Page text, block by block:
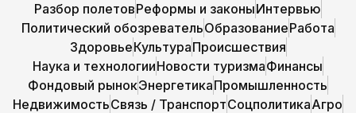
Разбор полетовРеформы и законыИнтервью
Политический обозревательОбразованиеРабота
ЗдоровьеКультураПроисшествия
Наука и технологииНовости туризмаФинансы
Фондовый рынокЭнергетикаПромышленность
НедвижимостьСвязь / ТранспортСоцполитикаАгро